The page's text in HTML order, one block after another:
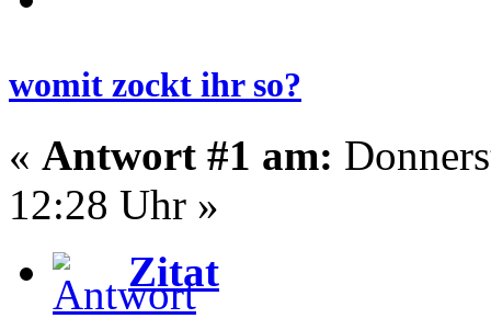
womit zockt ihr so?
« Antwort #1 am:
12:28 Uhr »
Zitat